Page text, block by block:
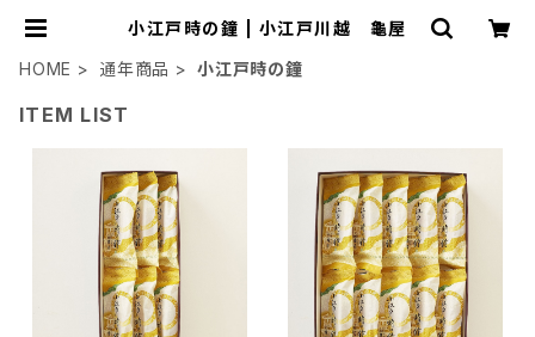
小江戸時の鐘 | 小江戸川越 龜屋
HOME
通年商品 小江戸時の鐘
ITEM LIST